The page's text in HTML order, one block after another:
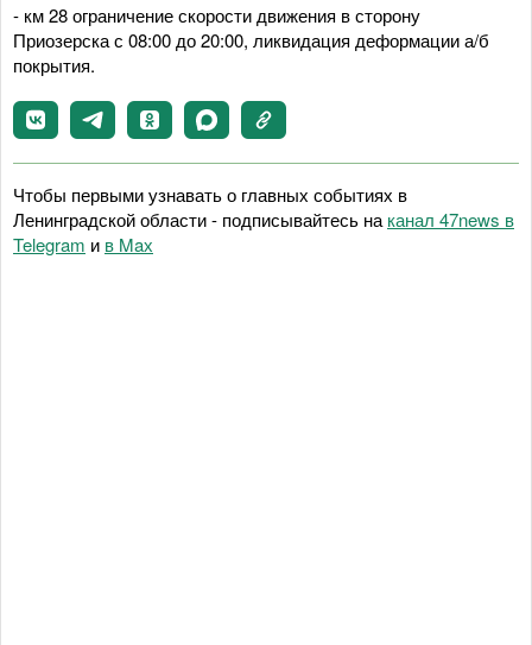
- км 28 ограничение скорости движения в сторону
Приозерска с 08:00 до 20:00, ликвидация деформации а/б
покрытия.
Чтобы первыми узнавать о главных событиях в
Ленинградской области - подписывайтесь на канал 47news в
Telegram и в Maх